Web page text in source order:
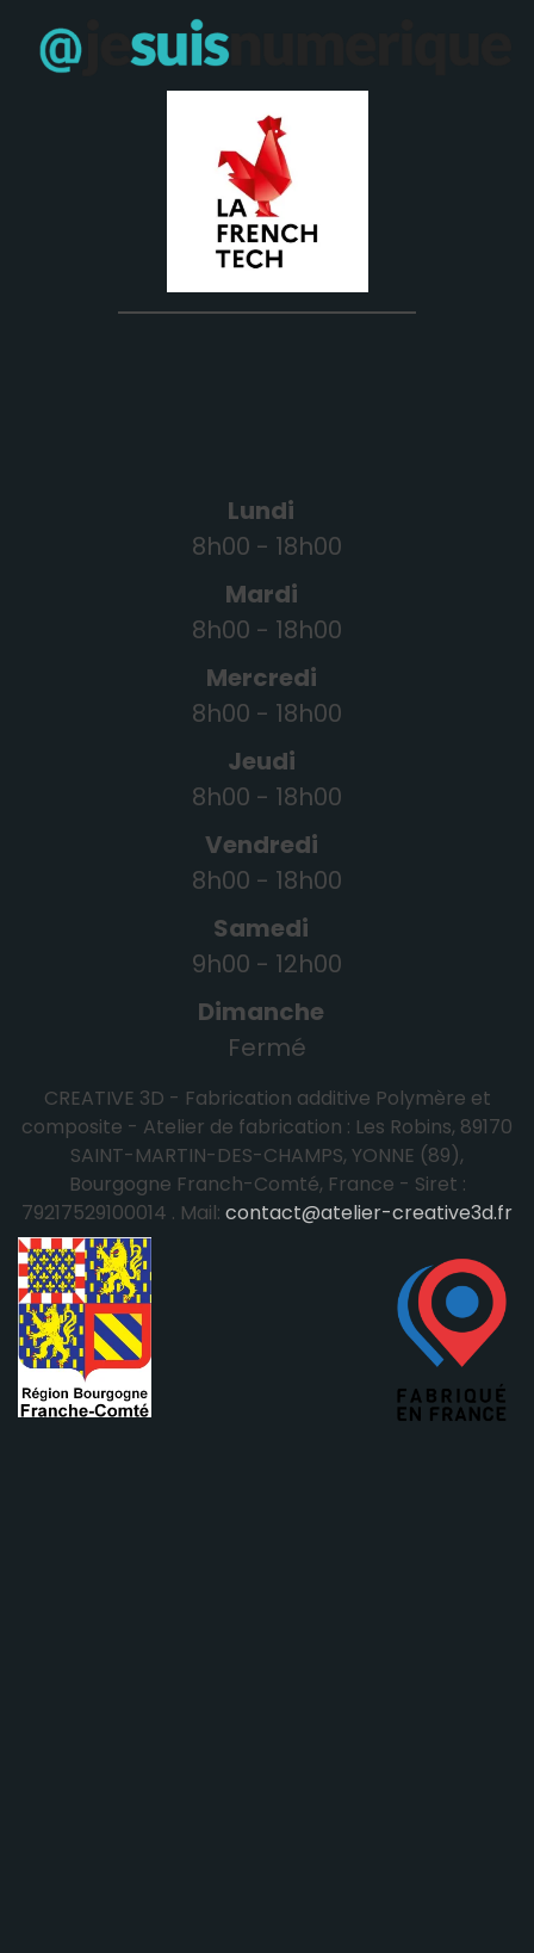
Lundi
8h00 - 18h00
Mardi
8h00 - 18h00
Mercredi
8h00 - 18h00
Jeudi
8h00 - 18h00
Vendredi
8h00 - 18h00
Samedi
9h00 - 12h00
Dimanche
Fermé
CREATIVE 3D - Fabrication additive Polymère et
composite - Atelier de fabrication : Les Robins, 89170
SAINT-MARTIN-DES-CHAMPS, YONNE (89),
Bourgogne Franch-Comté, France - Siret :
79217529100014 . Mail: contact@atelier-creative3d.fr